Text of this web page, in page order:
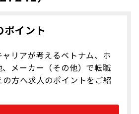
ポイント
リアが考えるベトナム、ホ
メーカー（その他）で転職
方へ求人のポイントをご紹